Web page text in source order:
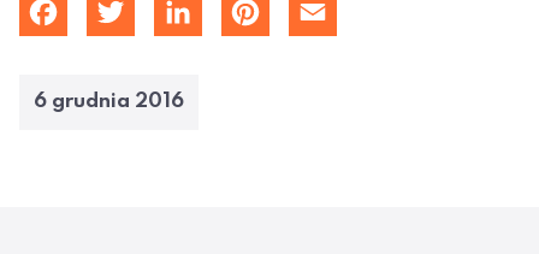
TwitterLinkedInPinterestEmail
6 grudnia 2016